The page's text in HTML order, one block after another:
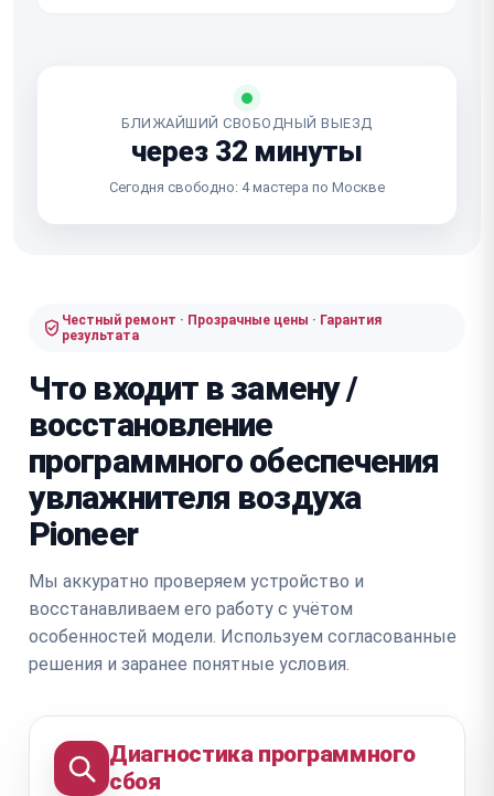
БЛИЖАЙШИЙ СВОБОДНЫЙ ВЫЕЗД
через 32 минуты
Сегодня свободно: 4 мастера по Москве
Честный ремонт · Прозрачные цены · Гарантия
результата
Что входит в замену /
восстановление
программного обеспечения
увлажнителя воздуха
Pioneer
Мы аккуратно проверяем устройство и
восстанавливаем его работу с учётом
особенностей модели. Используем согласованные
решения и заранее понятные условия.
Диагностика программного
сбоя